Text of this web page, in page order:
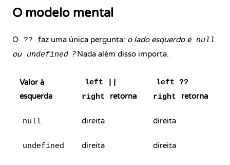
O modelo mental
O ?? faz uma única pergunta: o lado esquerdo é null
ou undefined ?Nada além disso importa.
Valor à
esquerda
left ||
right
retorna
left ??
right
retorna
null direita direita
undefined direita direita